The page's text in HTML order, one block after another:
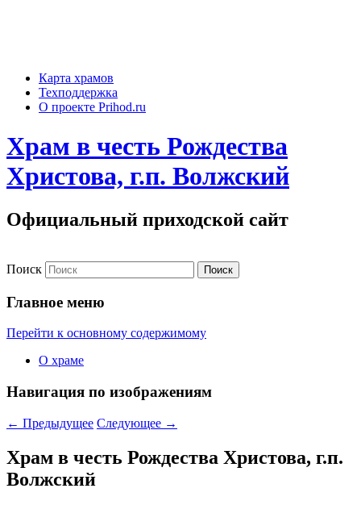
Карта храмов
Техподдержка
О проекте Prihod.ru
Храм в честь Рождества
Христова, г.п. Волжский
Официальный приходской сайт
Поиск
Главное меню
Перейти к основному содержимому
О храме
Навигация по изображениям
← Предыдущее Следующее →
Храм в честь Рождества Христова, г.п.
Волжский